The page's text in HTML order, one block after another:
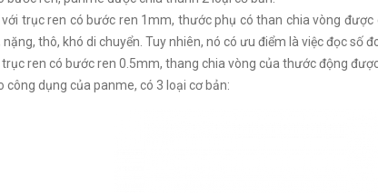
với trục ren có bước ren 1mm, thước phụ có than chia vòng
nặng, thô, khó di chuyển. Tuy nhiên, nó có ưu điểm là việc đọc số
ren có bước ren 0.5mm, thang chia vòng của thước động
công dụng của panme, có 3 loại cơ bản: